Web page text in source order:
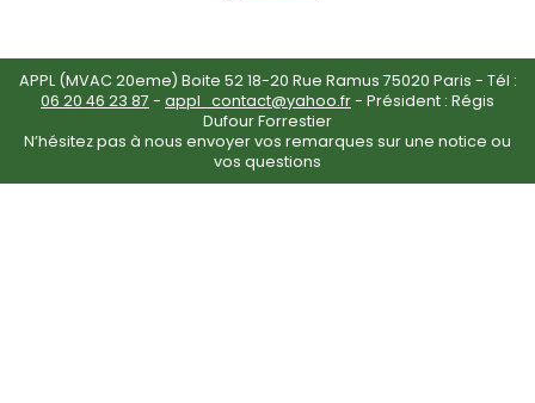
APPL (MVAC 20eme) Boite 52 18-20 Rue Ramus 75020 Paris - Tél :
06 20 46 23 87 - appl_contact@yahoo.fr- Président : Régis
Dufour Forrestier
N’hésitez pas à nous envoyer vos remarques sur une notice ou
vos questions